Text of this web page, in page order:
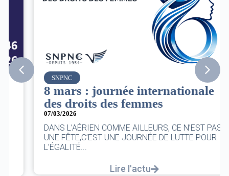
SNPNC
8 mars : journée internationale
des droits des femmes
07/03/2026
DANS L’AÉRIEN COMME AILLEURS, CE N’EST PAS
UNE FÊTE,C’EST UNE JOURNÉE DE LUTTE POUR
L’ÉGALITÉ...
Lire l'actu